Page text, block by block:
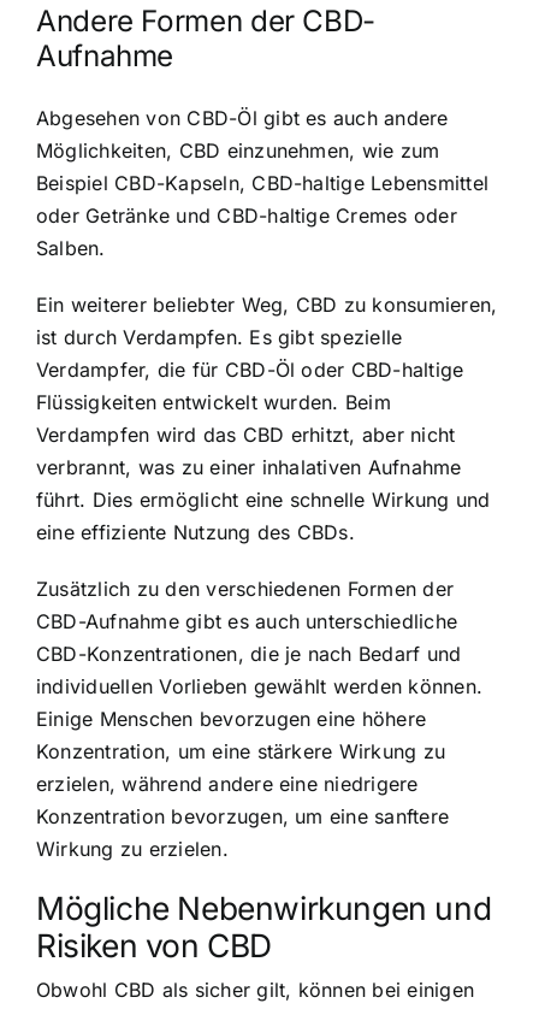
Andere Formen der CBD-
Aufnahme
Abgesehen von CBD-Öl gibt es auch andere
Möglichkeiten, CBD einzunehmen, wie zum
Beispiel CBD-Kapseln, CBD-haltige Lebensmittel
oder Getränke und CBD-haltige Cremes oder
Salben.
Ein weiterer beliebter Weg, CBD zu konsumieren,
ist durch Verdampfen. Es gibt spezielle
Verdampfer, die für CBD-Öl oder CBD-haltige
Flüssigkeiten entwickelt wurden. Beim
Verdampfen wird das CBD erhitzt, aber nicht
verbrannt, was zu einer inhalativen Aufnahme
führt. Dies ermöglicht eine schnelle Wirkung und
eine effiziente Nutzung des CBDs.
Zusätzlich zu den verschiedenen Formen der
CBD-Aufnahme gibt es auch unterschiedliche
CBD-Konzentrationen, die je nach Bedarf und
individuellen Vorlieben gewählt werden können.
Einige Menschen bevorzugen eine höhere
Konzentration, um eine stärkere Wirkung zu
erzielen, während andere eine niedrigere
Konzentration bevorzugen, um eine sanftere
Wirkung zu erzielen.
Mögliche Nebenwirkungen und
Risiken von CBD
Obwohl CBD als sicher gilt, können bei einigen